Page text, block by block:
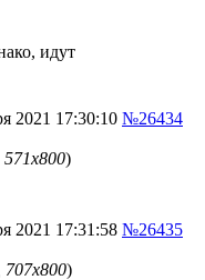
идут
2021 17:30:10 №26434
571x800)
2021 17:31:58 №26435
707x800)